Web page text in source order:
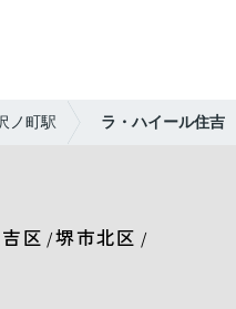
ノ町駅 ラ・ハイール住吉
区 /堺市北区 /